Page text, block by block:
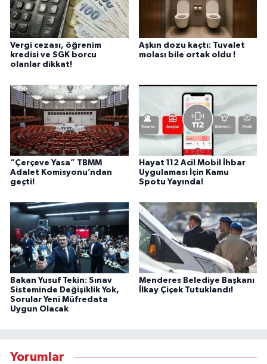
Vergi cezası, öğrenim
kredisi ve SGK borcu
olanlar dikkat!
Aşkın dozu kaçtı: Tuvalet
molası bile ortak oldu !
“Çerçeve Yasa” TBMM
Adalet Komisyonu’ndan
geçti!
Hayat 112 Acil Mobil İhbar
Uygulaması İçin Kamu
Spotu Yayında!
Bakan Yusuf Tekin: Sınav
Sisteminde Değişiklik Yok,
Sorular Yeni Müfredata
Uygun Olacak
Menderes Belediye Başkanı
İlkay Çiçek Tutuklandı!
Yorumlar